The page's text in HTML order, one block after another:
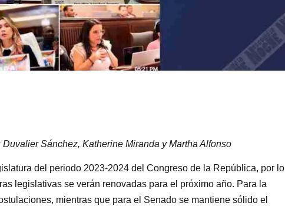
Sánchez, Katherine Miranda y Martha Alfonso
del periodo 2023-2024 del Congreso de la República, por lo
legislativas se verán renovadas para el próximo año. Para la
mientras que para el Senado se mantiene sólido el